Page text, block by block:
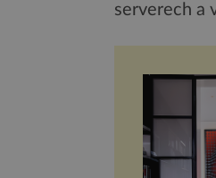
serverech a